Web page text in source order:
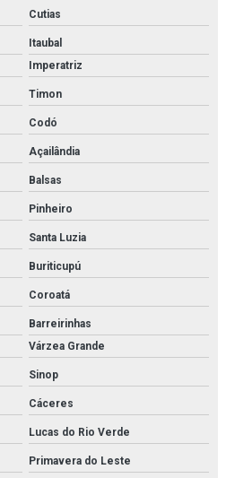
Cutias
Itaubal
Imperatriz
Timon
Codó
Açailândia
Balsas
Pinheiro
Santa Luzia
Buriticupú
Coroatá
Barreirinhas
Várzea Grande
Sinop
Cáceres
Lucas do Rio Verde
Primavera do Leste